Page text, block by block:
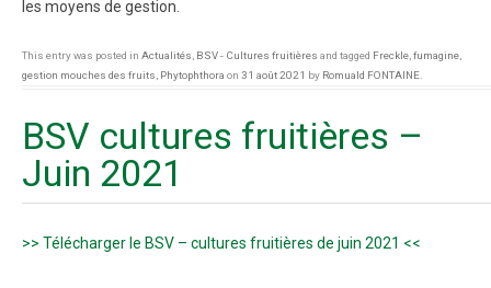
les moyens de gestion.
This entry was posted in Actualités BSV - Cultures fruitières and tagged Freckle fumagine
gestion mouches des fruits Phytophthora on 31 août 2021 by Romuald FONTAINE
BSV cultures fruitières –
Juin 2021
>> Télécharger le BSV – cultures fruitières de juin 2021 <<